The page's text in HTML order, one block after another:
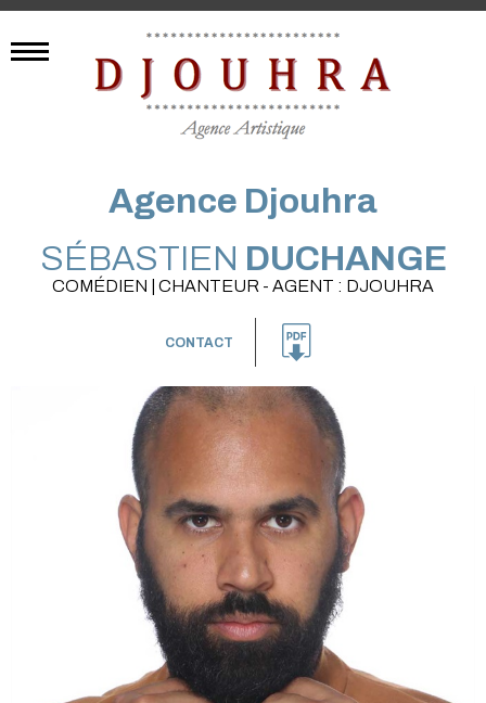
Agence Djouhra
SÉBASTIEN DUCHANGE
COMÉDIEN | CHANTEUR - AGENT : DJOUHRA
CONTACT